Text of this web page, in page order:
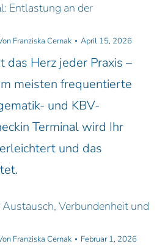
Entlastung an der
Franziska Cernak April 15, 2026
das Herz jeder Praxis –
meisten frequentierte
und KBV-
Terminal wird Ihr
und das
Verbundenheit und
Franziska Cernak Februar 1, 2026